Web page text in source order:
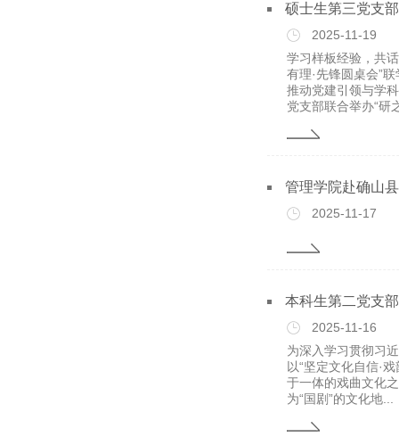
硕士生第三党支
2025-11-19
学习样板经验，共
有理·先锋圆桌会”
推动党建引领与学
党支部联合举办“研
管理学院赴确山
2025-11-17
本科生第二党支
2025-11-16
为深入学习贯彻习
以“坚定文化自信·
于一体的戏曲文化
为“国剧”的文化地...